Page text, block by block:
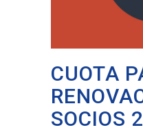
CUOTA
SOCIOS